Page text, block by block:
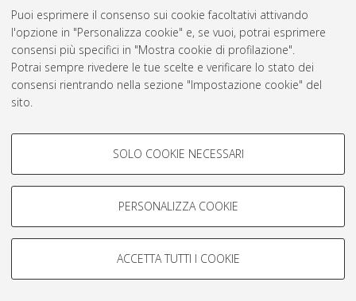
Puoi esprimere il consenso sui cookie facoltativi attivando
l'opzione in "Personalizza cookie" e, se vuoi, potrai esprimere
consensi più specifici in "Mostra cookie di profilazione".
Potrai sempre rivedere le tue scelte e verificare lo stato dei
consensi rientrando nella sezione "Impostazione cookie" del
sito.
COOKIE DI PROFILAZIONE -
Si tratta di cookie utilizzati per analizzare le caratteristiche della
navigazione degli utenti, creare profili in base al loro comportamento
Mostra cookie di profilazione
COOKIE TECNICI - NECESSARI
SOLO COOKIE NECESSARI
PERSONALIZZA COOKIE
ACCETTA TUTTI I COOKIE
AMS Laurea
Servizio implementato e gestito da AlmaDL
Impostazioni Cookie
© ALMA MATER STUDIORUM - Università di Bologna, 2007-2026.